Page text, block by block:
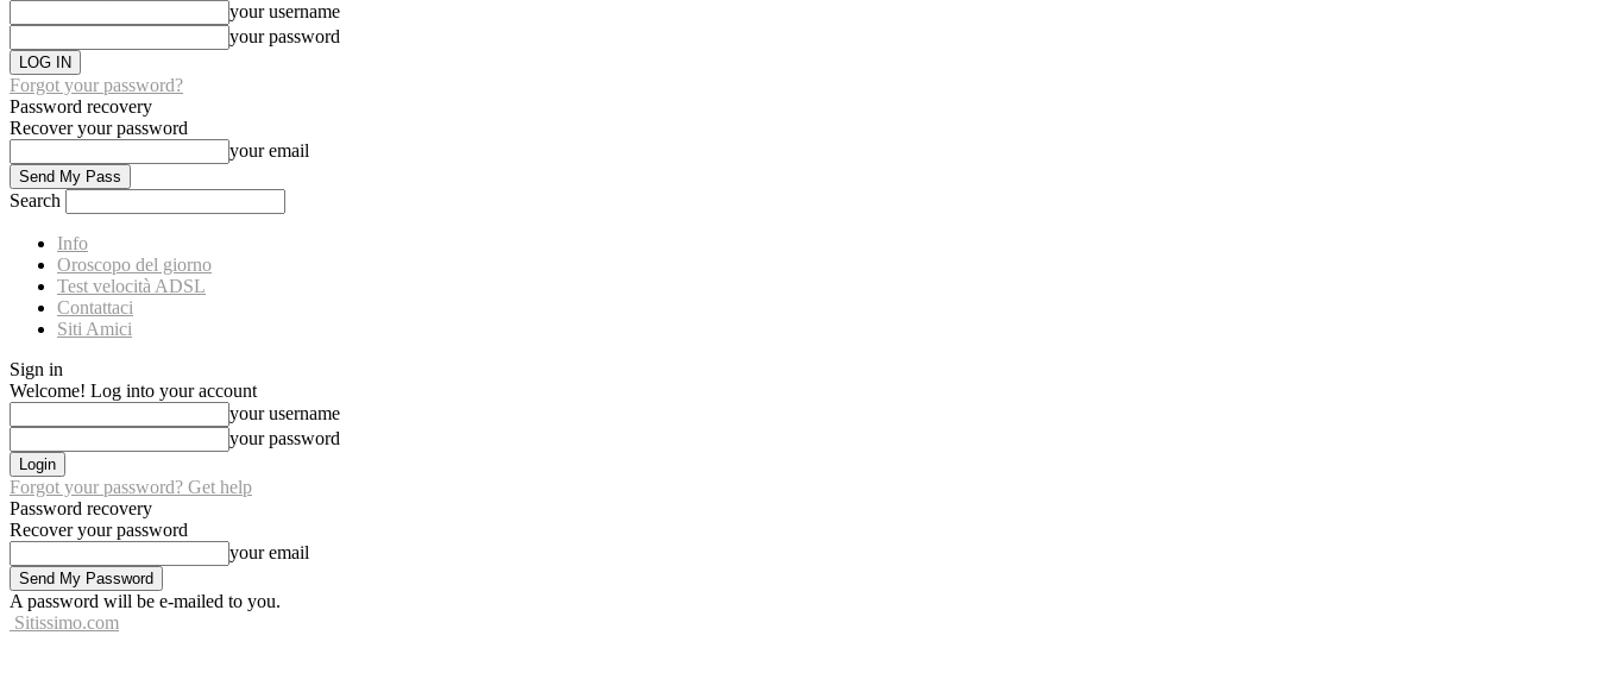
your username
your password
Forgot your password?
Password recovery
Recover your password
your email
Search
Info
Oroscopo del giorno
Test velocità ADSL
Contattaci
Siti Amici
Sign in
Welcome! Log into your account
your username
your password
Forgot your password? Get help
Password recovery
Recover your password
your email
A password will be e-mailed to you.
Sitissimo.com